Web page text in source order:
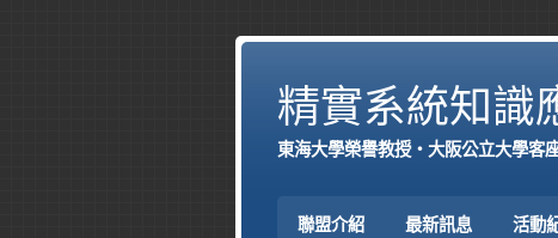
精實系統知識
東海大學榮譽教授‧大阪公立大學客
聯盟介紹 最新訊息 活動